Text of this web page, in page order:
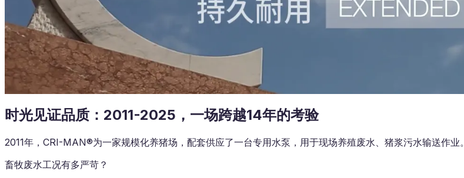
时光见证品质：2011-2025，一场跨越14年的考验
2011年，CRI-MAN®为一家规模化养猪场，配套供应了一台专用水泵，用于现场养殖废水、猪浆污水输送作业。
畜牧废水工况有多严苛？